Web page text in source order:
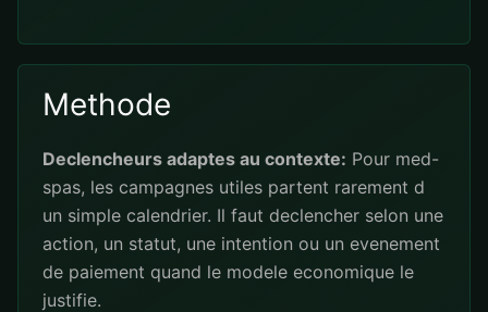
Methode
Declencheurs adaptes au contexte: Pour med-
spas, les campagnes utiles partent rarement d
un simple calendrier. Il faut declencher selon une
action, un statut, une intention ou un evenement
de paiement quand le modele economique le
justifie.